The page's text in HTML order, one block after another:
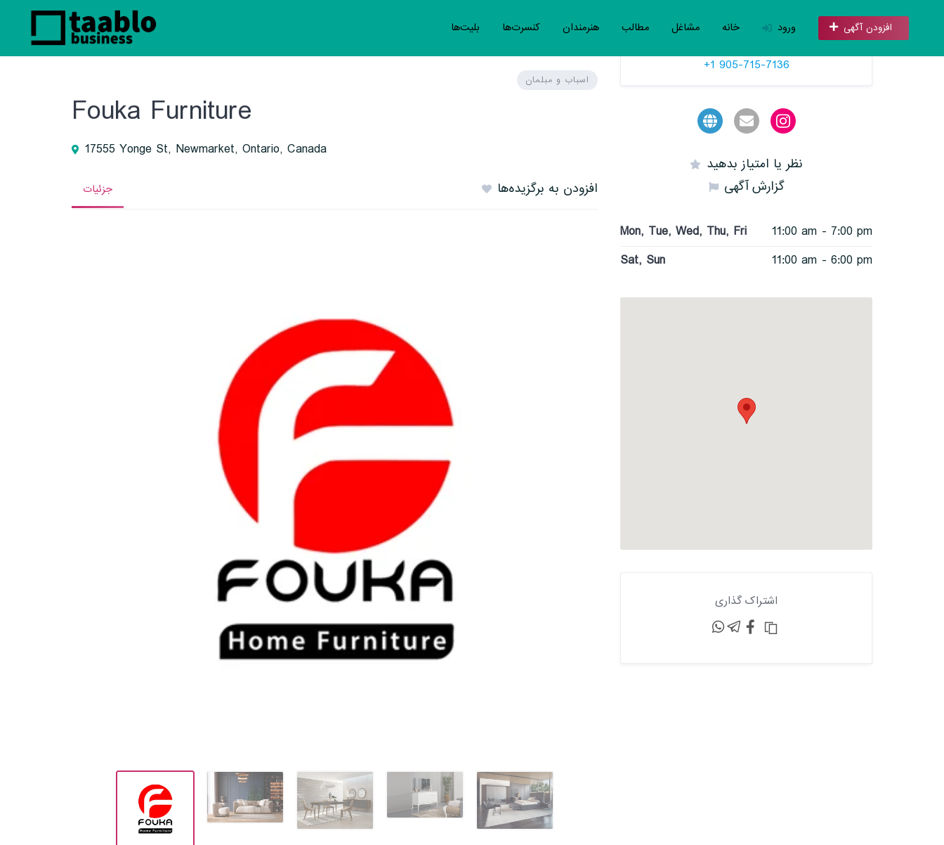
خانه مشاغل مطالب هنرمندان کنسرت‌ها بلیت‌ها ورود افزودن آگهی
اسباب و مبلمان
Fouka Furniture
17555 Yonge St, Newmarket, Ontario, Canada
جزئیات افزودن به برگزیده‌ها
+1 905-715-7136
نظر یا امتیاز بدهید
گزارش آگهی
Mon, Tue, Wed, Thu, Fri
11:00 am - 7:00 pm
Sat, Sun
11:00 am - 6:00 pm
اشتراک گذاری